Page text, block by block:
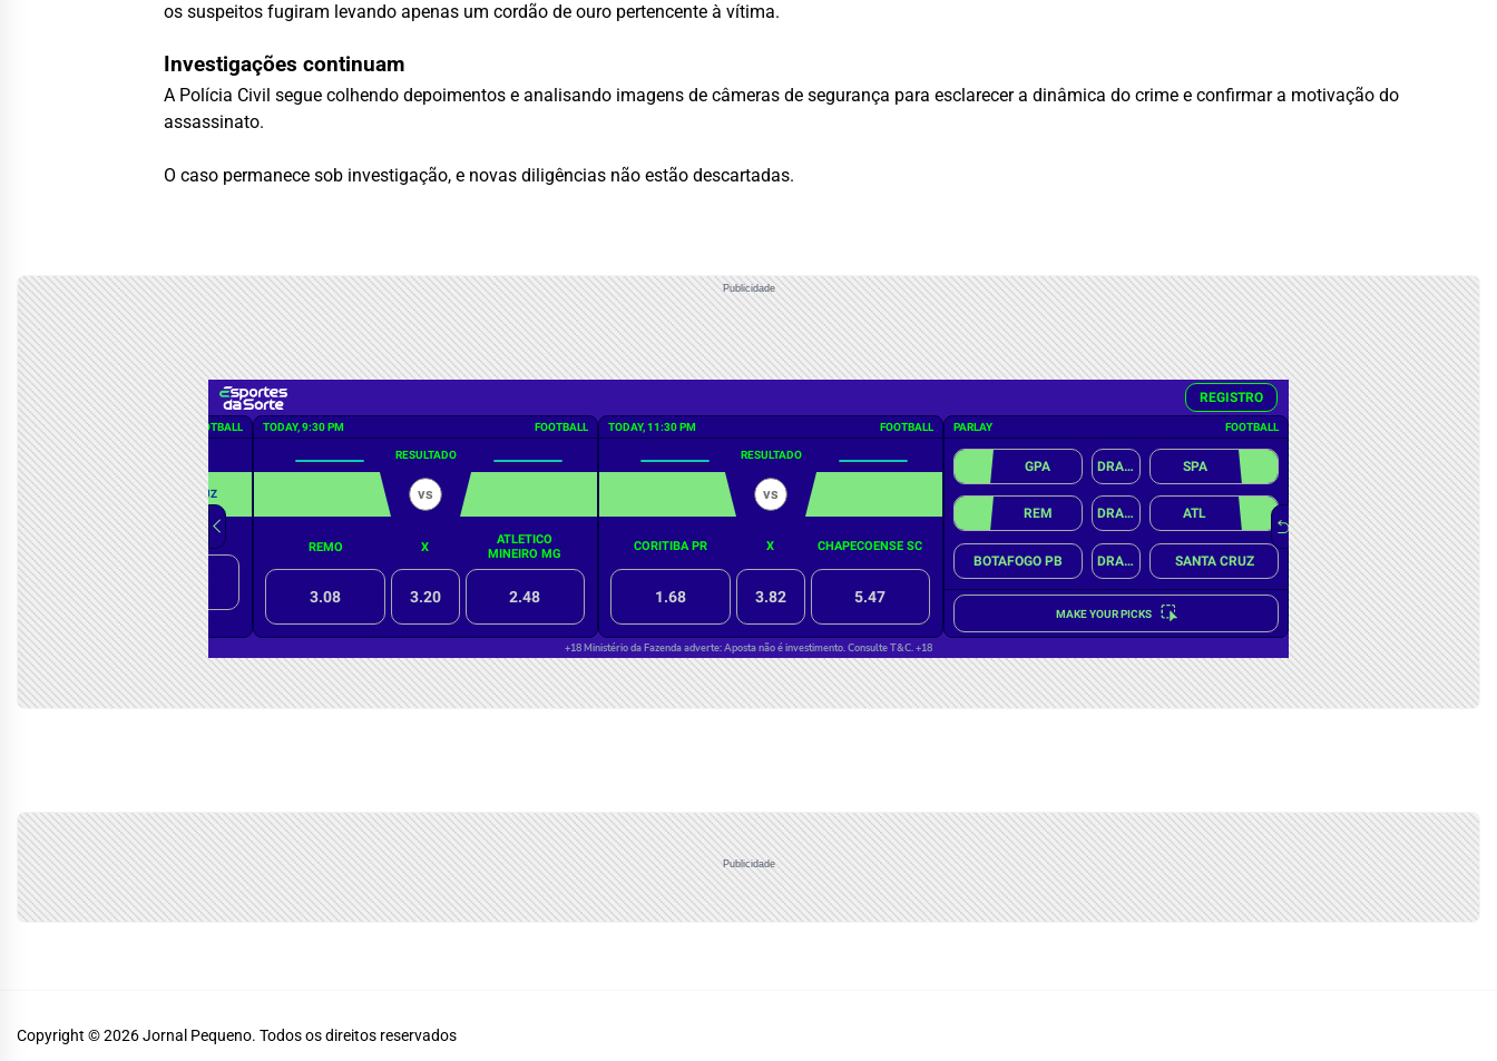
os suspeitos fugiram levando apenas um cordão de ouro pertencente à vítima.
Investigações continuam
A Polícia Civil segue colhendo depoimentos e analisando imagens de câmeras de segurança para esclarecer a dinâmica do crime e confirmar a motivação do
assassinato.
O caso permanece sob investigação, e novas diligências não estão descartadas.
Publicidade
Publicidade
Copyright © 2026Jornal Pequeno. Todos os direitos reservados